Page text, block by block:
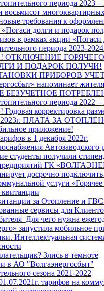
периода 2023 –
требования к
долги и подарок
в рамках акции «Погаси
периода 2023-
ОТКЛЮЧЕНИЕ
И ПОДАРОК ПОЛУЧИ!
ПРИБОРОВ
напоминает
БЕЗУЧЕТНОЕ
периода 2022 –
корректировка
ПЛАТА ЗА
приложение!
в 1 декабря 2022г.
Автозаводского
студенты получили
ГК
досрочно
услуги
за Отопление и ГВС
сервисы для
чего нужна
запустила мобильное
Интеллектуальная
Злись в темноте
в АО "Волгаэнергосбыт"
сезона 2021-2022
тарифов на